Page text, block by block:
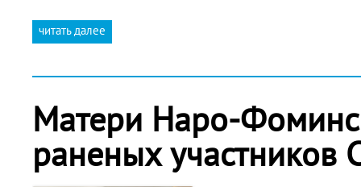
читать далее
Матери Наро-
раненых участников